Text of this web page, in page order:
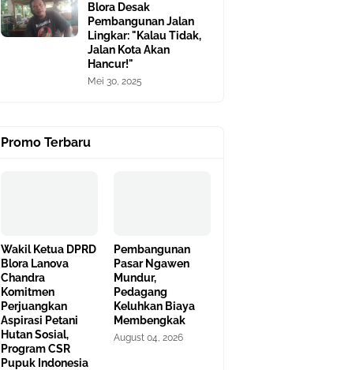
Blora Desak
Pembangunan Jalan
Lingkar: "Kalau Tidak,
Jalan Kota Akan
Hancur!"
Mei 30, 2025
Promo Terbaru
Wakil Ketua DPRD
Blora Lanova
Chandra
Komitmen
Perjuangkan
Aspirasi Petani
Hutan Sosial,
Program CSR
Pupuk Indonesia
Pembangunan
Pasar Ngawen
Mundur,
Pedagang
Keluhkan Biaya
Membengkak
August 04, 2026